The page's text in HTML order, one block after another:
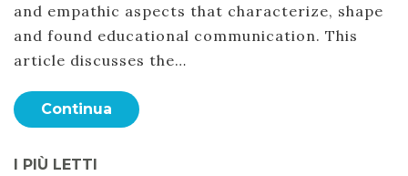
and empathic aspects that characterize, shape
and found educational communication. This
article discusses the…
Continua
I PIÙ LETTI